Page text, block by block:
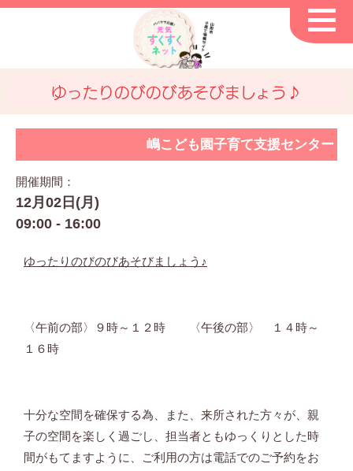
ゆったりのびのびあそびましょう♪
嶋こども園子育て支援センター
開催期間：
12月02日(月)
09:00 - 16:00
ゆったりのびのびあそびましょう♪
〈午前の部〉９時～１２時 〈午後の部〉 １４時～
１６時
十分な空間を確保する為、また、来所された方々が、親
子の空間を楽しく過ごし、担当者ともゆっくりとした時
間がもてますように、ご利用の方は電話でのご予約をお